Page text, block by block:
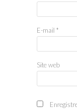
E-mail *
Site web